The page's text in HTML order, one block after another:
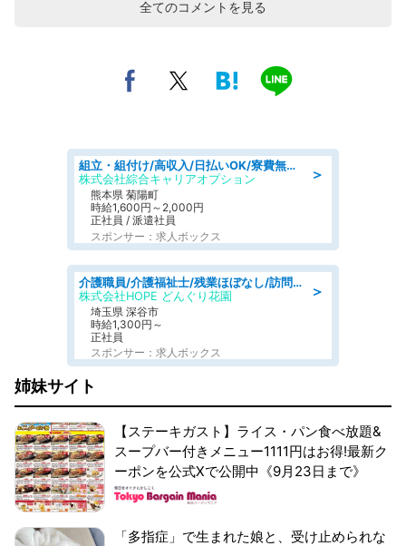
全てのコメントを見る
＞
組立・組付け/高収入/日払いOK/寮費無料/交替制/20・30・40代活躍中
株式会社綜合キャリアオプション
熊本県 菊陽町
時給1,600円～2,000円
正社員 / 派遣社員
スポンサー：求人ボックス
＞
介護職員/介護福祉士/残業ほぼなし/訪問介護の介護士
株式会社HOPE どんぐり花園
埼玉県 深谷市
時給1,300円～
正社員
スポンサー：求人ボックス
姉妹サイト
【ステーキガスト】ライス・パン食べ放題&
スープバー付きメニュー1111円はお得!最新ク
ーポンを公式Xで公開中《9月23日まで》
「多指症」で生まれた娘と、受け止められな